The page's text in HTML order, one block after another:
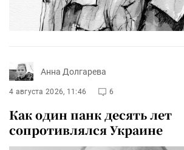
Анна Долгарева
4 августа 2026, 11:46 6
Как один панк десять лет
сопротивлялся Украине